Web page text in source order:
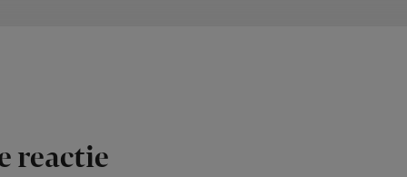
reactie